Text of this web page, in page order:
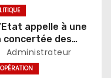
appelle à une
des
2027
Administrateur